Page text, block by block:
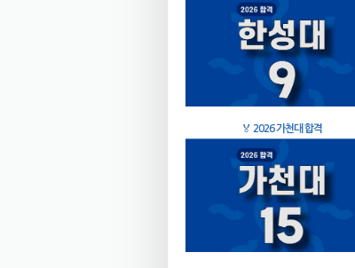
🏅 2026 가천대 합격